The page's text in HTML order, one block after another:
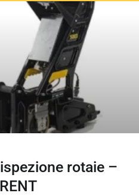
rotaie –